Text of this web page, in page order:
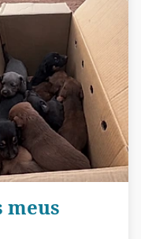
meus